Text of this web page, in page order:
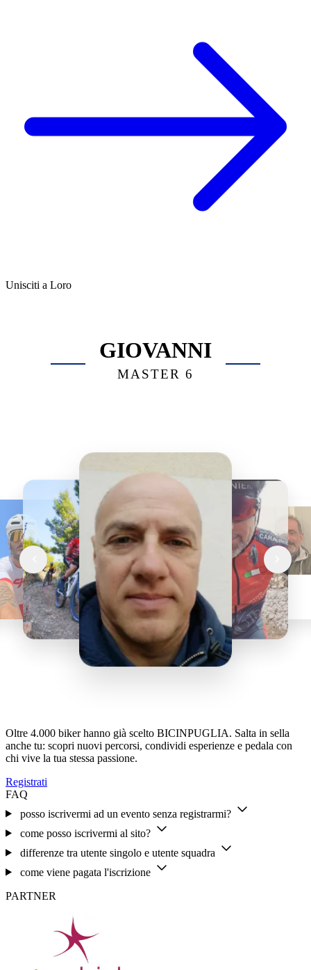
Unisciti a Loro
GIOVANNI
MASTER 6
Oltre 4.000 biker hanno già scelto BICINPUGLIA. Salta in sella
anche tu: scopri nuovi percorsi, condividi esperienze e pedala con
chi vive la tua stessa passione.
Registrati
FAQ
posso iscrivermi ad un evento senza registrarmi?
come posso iscrivermi al sito?
differenze tra utente singolo e utente squadra
come viene pagata l'iscrizione
PARTNER